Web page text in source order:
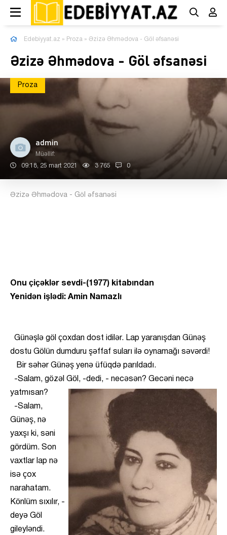
Edebiyyat.az » Proza » Əzizə Əhmədova - Göl əfsanəsi
Əzizə Əhmədova - Göl əfsanəsi
Proza
admin
Müəllif:
09:18, 25 mart 2021 3 765 0
Əzizə Əhmədova - Göl əfsanəsi
Onu çiçəklər sevdi-(1977) kitabından
Yenidən işlədi: Amin Namazlı
Günəşlə göl çoxdan dost idilər. Lap yaranışdan Günəş
dostu Gölün dumduru şəffaf suları ilə oynamağı səvərdi!
Bir səhər Günəş yenə üfüqdə parıldadı.
-Salam, gözəl Göl, -dedi, - necəsən? Gecəni necə
yatmısan?
-Salam,
Günəş, nə
yaxşı ki, səni
gördüm. Son
vaxtlar lap nə
isə çox
narahatam.
Könlüm sıxılır, -
deyə Göl
gileyləndi.